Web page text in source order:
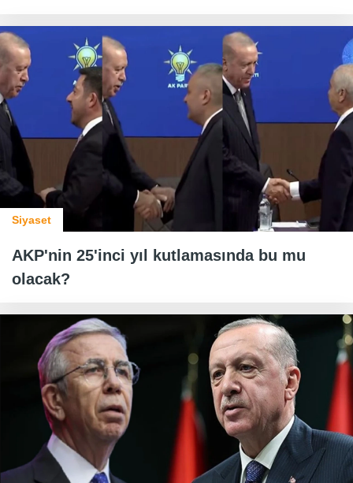
Siyaset
AKP'nin 25'inci yıl kutlamasında bu mu
olacak?